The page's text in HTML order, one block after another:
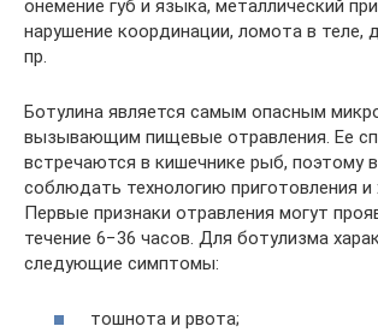
онемение губ и языка, металлический
нарушение координации, ломота в теле,
пр.
Ботулина является самым опасным
вызывающим пищевые отравления. Ее
встречаются в кишечнике рыб, поэтому
соблюдать технологию приготовления и
Первые признаки отравления могут
течение 6−36 часов. Для ботулизма
следующие симптомы:
тошнота и рвота;